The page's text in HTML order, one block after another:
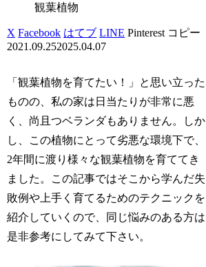
観葉植物
X Facebook はてブ LINE Pinterest コピー
2021.09.252025.04.07
「観葉植物を育てたい！」と思い立った
ものの、私の家は日当たりが非常に悪
く、尚且つベランダもありません。しか
し、この植物にとって劣悪な環境下で、
2年間に渡り様々な観葉植物を育ててき
ました。この記事ではそこから学んだ失
敗例や上手く育てるためのテクニックを
紹介していくので、同じ悩みのある方は
是非参考にしてみて下さい。